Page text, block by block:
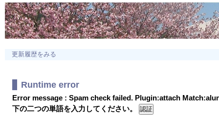
更新履歴をみる
Runtime error
Error message : Spam check failed. Plugin:attach
下の二つの単語を入力してください。